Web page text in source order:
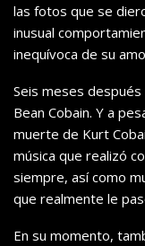
las fotos que se
inusual
inequívoca de su
Seis meses después
Bean Cobain. Y a
muerte de Kurt
música que realizó
siempre, así como
que realmente le
En su momento,